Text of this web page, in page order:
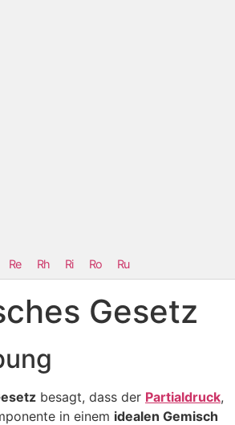
Re Rh Ri Ro Ru
Gesetz
besagt, dass der Partialdruck,
in einem idealen Gemisch